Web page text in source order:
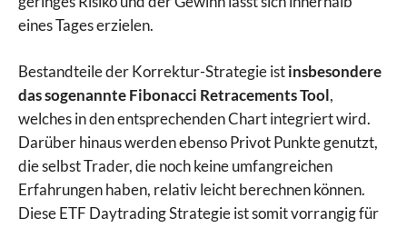
eines Tages erzielen.
Bestandteile der Korrektur-Strategie istinsbesondere
das sogenannte Fibonacci Retracements Tool,
welches in den entsprechenden Chart integriert wird.
Darüber hinaus werden ebenso Privot Punkte genutzt,
die selbst Trader, die noch keine umfangreichen
Erfahrungen haben, relativ leicht berechnen können.
Diese ETF Daytrading Strategie ist somit vorrangig für